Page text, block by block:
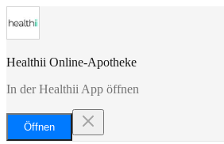
Healthii Online-Apotheke
In der Healthii App öffnen
Öffnen